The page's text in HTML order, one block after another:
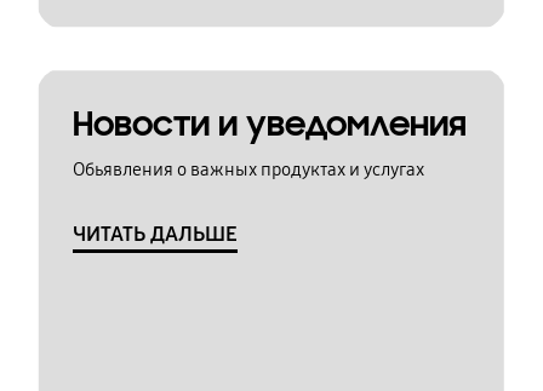
Новости и уведомления
Обьявления о важных продуктах и услугах
ЧИТАТЬ ДАЛЬШЕ